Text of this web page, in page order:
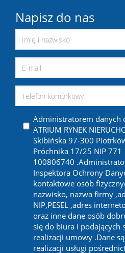
Napisz do nas
Administratorem danych
ATRIUM RYNEK
Skibińska 97-300
Próchnika 17/25 NIP 771
100806740
Inspektora Ochrony
kontaktowe osób
nazwisko, nazwa firmy
NIP,PESEL ,adres
oraz inne dane osób
się do biura i podających
realizacji umowy .Dane
realizacji usługi